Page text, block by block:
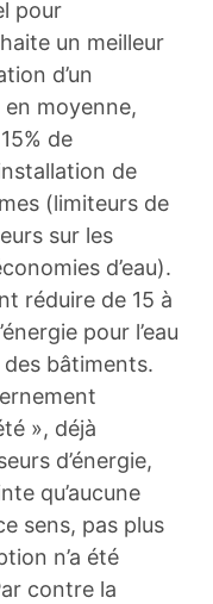
pour
un meilleur
d’un
moyenne,
de
de
(limiteurs de
sur les
d’eau).
réduire de 15 à
pour l’eau
bâtiments.
», déjà
d’énergie,
qu’aucune
sens, pas plus
n’a été
contre la